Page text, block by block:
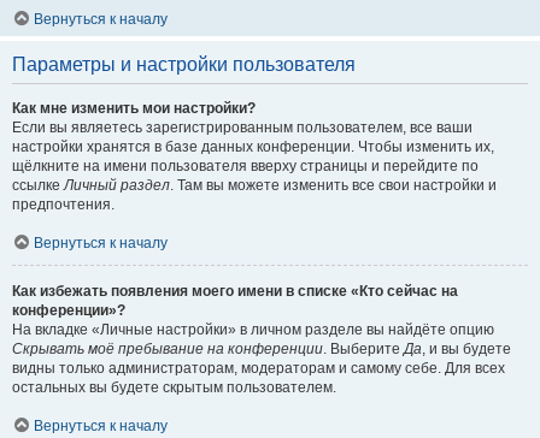
Вернуться к началу
Параметры и настройки пользователя
Как мне изменить мои настройки?
Если вы являетесь зарегистрированным пользователем, все ваши
настройки хранятся в базе данных конференции. Чтобы изменить их,
щёлкните на имени пользователя вверху страницы и перейдите по
ссылкеЛичный раздел. Там вы можете изменить все свои настройки и
предпочтения.
Вернуться к началу
Как избежать появления моего имени в списке «Кто сейчас на
конференции»?
На вкладке «Личные настройки» в личном разделе вы найдёте опцию
Скрывать моё пребывание на конференции. ВыберитеДа, и вы будете
видны только администраторам, модераторам и самому себе. Для всех
остальных вы будете скрытым пользователем.
Вернуться к началу